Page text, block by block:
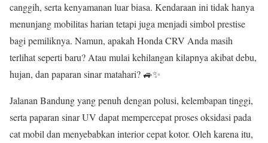
canggih, serta kenyamanan luar biasa. Kendaraan ini tidak hanya
menunjang mobilitas harian tetapi juga menjadi simbol prestise
bagi pemiliknya. Namun, apakah Honda CRV Anda masih
terlihat seperti baru? Atau mulai kehilangan kilapnya akibat debu,
hujan, dan paparan sinar matahari? 🚙✨
Jalanan Bandung yang penuh dengan polusi, kelembapan tinggi,
serta paparan sinar UV dapat mempercepat proses oksidasi pada
cat mobil dan menyebabkan interior cepat kotor. Oleh karena itu,